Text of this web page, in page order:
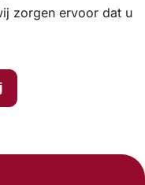
zorgen ervoor dat u